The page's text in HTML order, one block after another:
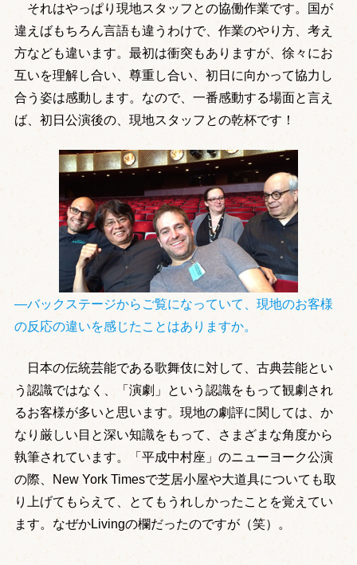
それはやっぱり現地スタッフとの協働作業です。国が
違えばもちろん言語も違うわけで、作業のやり方、考え
方なども違います。最初は衝突もありますが、徐々にお
互いを理解し合い、尊重し合い、初日に向かって協力し
合う姿は感動します。なので、一番感動する場面と言え
ば、初日公演後の、現地スタッフとの乾杯です！
―バックステージからご覧になっていて、現地のお客様
の反応の違いを感じたことはありますか。
日本の伝統芸能である歌舞伎に対して、古典芸能とい
う認識ではなく、「演劇」という認識をもって観劇され
るお客様が多いと思います。現地の劇評に関しては、か
なり厳しい目と深い知識をもって、さまざまな角度から
執筆されています。「平成中村座」のニューヨーク公演
の際、New York Timesで芝居小屋や大道具についても取
り上げてもらえて、とてもうれしかったことを覚えてい
ます。なぜかLivingの欄だったのですが（笑）。